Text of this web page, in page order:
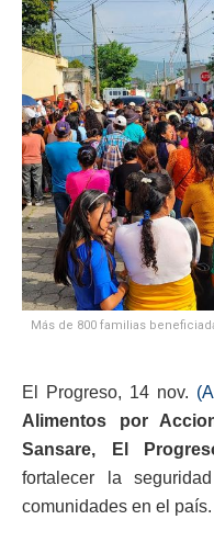
Más de 800 familias
El Progreso, 14 nov.
Alimentos por
Sansare, El
fortalecer la
comunidades en el país.